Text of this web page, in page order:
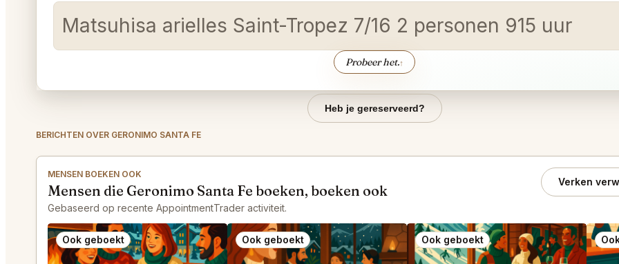
Matsuhisa arielles Saint-Tropez 7/16 2 personen 915 uur
Probeer het.↑
Heb je gereserveerd?
BERICHTEN OVER GERONIMO SANTA FE
MENSEN BOEKEN OOK
Mensen die Geronimo Santa Fe boeken, boeken ook
Gebaseerd op recente AppointmentTrader activiteit.
Verken
Ook geboekt Ook geboekt Ook geboekt